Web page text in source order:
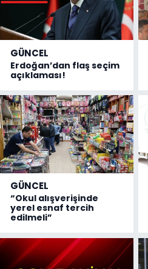
GÜNCEL
Erdoğan’dan flaş seçim
açıklaması!
GÜNCEL
“Okul alışverişinde
yerel esnaf tercih
edilmeli”